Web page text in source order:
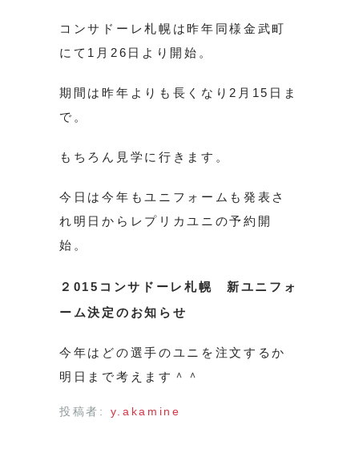
コンサドーレ札幌は昨年同様金武町
にて1月26日より開始。
期間は昨年よりも長くなり2月15日ま
で。
もちろん見学に行きます。
今日は今年もユニフォームも発表さ
れ明日からレプリカユニの予約開
始。
２015コンサドーレ札幌 新ユニフォ
ーム決定のお知らせ
今年はどの選手のユニを注文するか
明日まで考えます＾＾
投稿者: y.akamine